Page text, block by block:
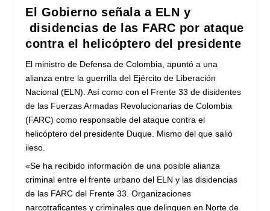
El Gobierno señala a ELN y
disidencias de las FARC por ataque
contra el helicóptero del presidente
El ministro de Defensa de Colombia, apuntó a una
alianza entre la guerrilla del Ejército de Liberación
Nacional (ELN). Así como con el Frente 33 de disidentes
de las Fuerzas Armadas Revolucionarias de Colombia
(FARC) como responsable del ataque contra el
helicóptero del presidente Duque. Mismo del que salió
ileso.
«Se ha recibido información de una posible alianza
criminal entre el frente urbano del ELN y las disidencias
de las FARC del Frente 33. Organizaciones
narcotraficantes y criminales que delinquen en Norte de